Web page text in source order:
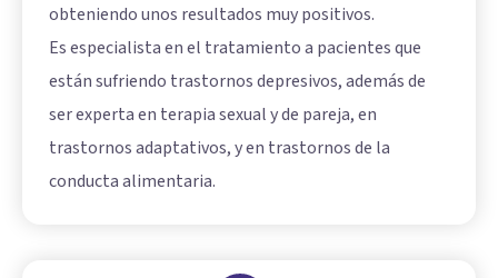
obteniendo unos resultados muy positivos.
Es especialista en el tratamiento a pacientes que
están sufriendo trastornos depresivos, además de
ser experta en terapia sexual y de pareja, en
trastornos adaptativos, y en trastornos de la
conducta alimentaria.